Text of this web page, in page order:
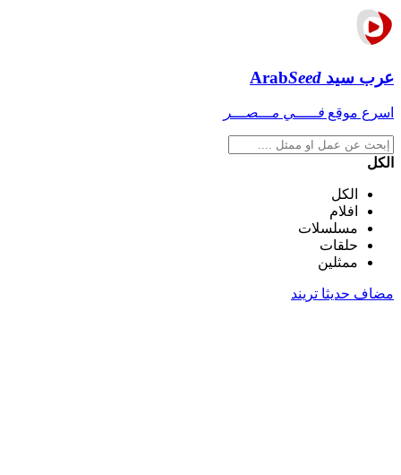
عرب سيد ArabSeed
اسرع موقع فـــــي مـــصـــر
الكل
الكل
افلام
مسلسلات
حلقات
ممثلين
مضاف حديثا تريند